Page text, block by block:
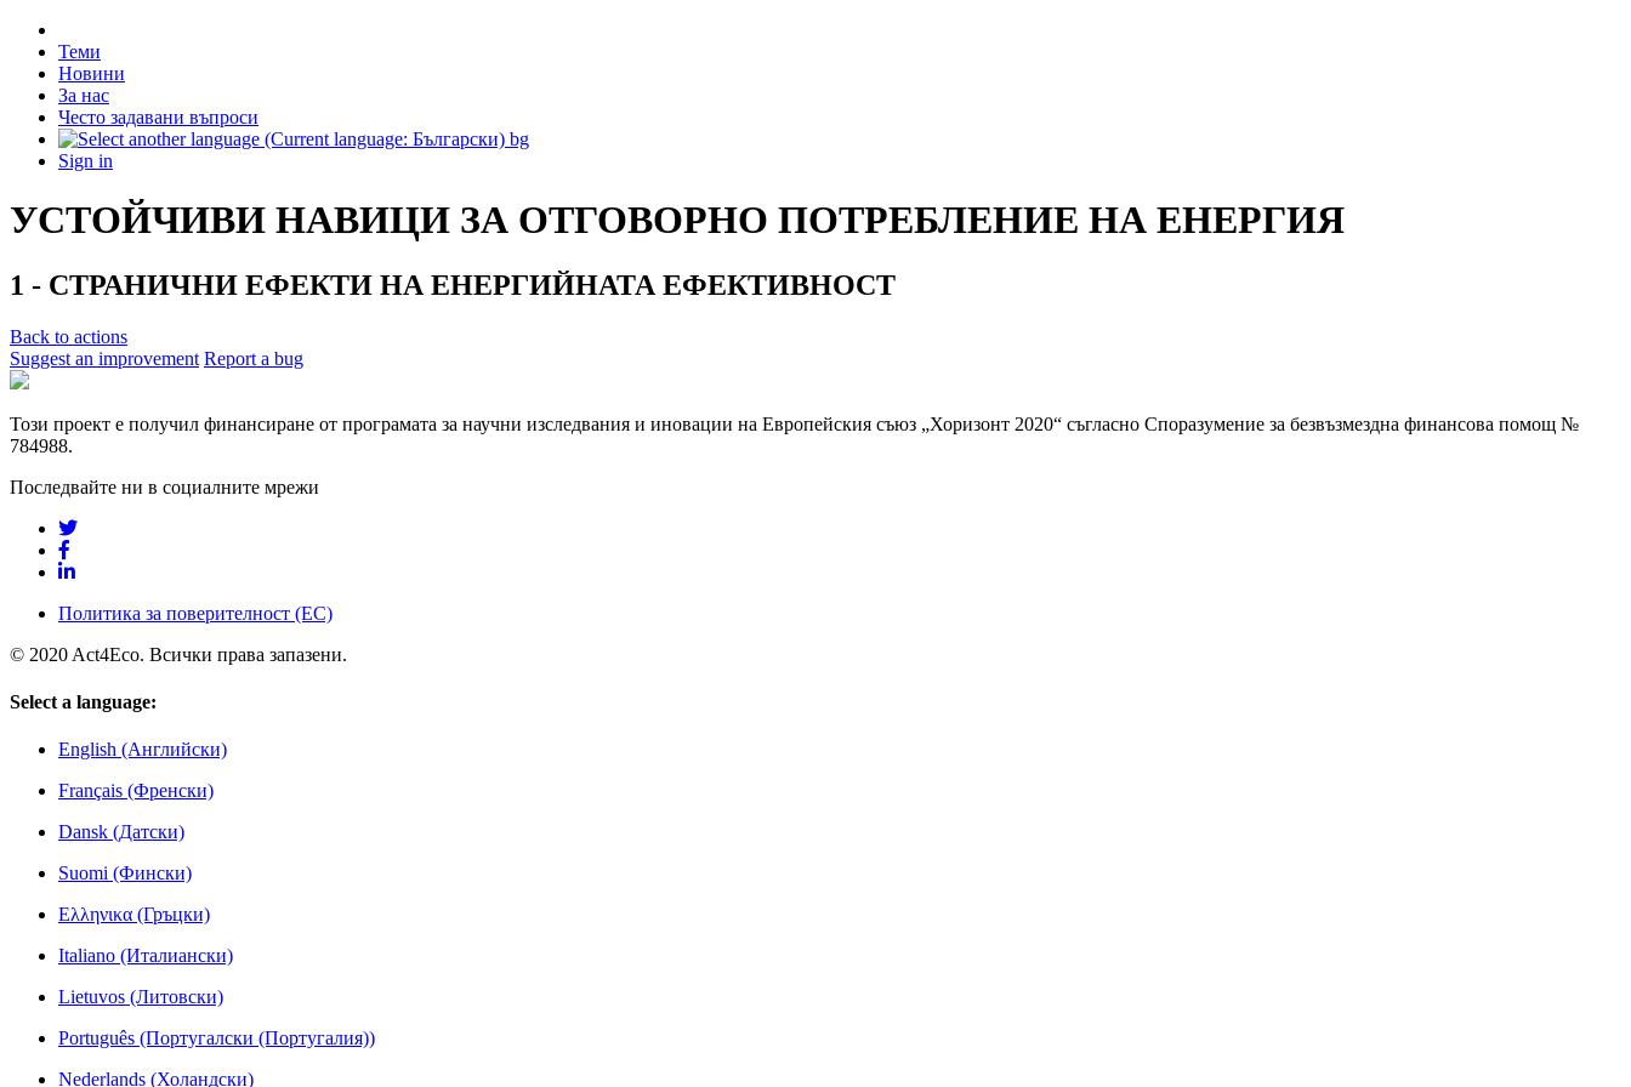
Теми
Новини
За нас
Често задавани въпроси
bg
Sign in
УСТОЙЧИВИ НАВИЦИ ЗА ОТГОВОРНО ПОТРЕБЛЕНИЕ НА ЕНЕРГИЯ
1 - СТРАНИЧНИ ЕФЕКТИ НА ЕНЕРГИЙНАТА ЕФЕКТИВНОСТ
Back to actions
Suggest an improvement Report a bug
Този проект е получил финансиране от програмата за научни изследвания и иновации на Европейския съюз „Хоризонт 2020“ съгласно Споразумение за безвъзмездна финансова помощ №
784988.
Последвайте ни в социалните мрежи
Политика за поверителност (ЕС)
© 2020 Act4Еco. Всички права запазени.
Select a language:
English (Английски)
Français (Френски)
Dansk (Датски)
Suomi (Фински)
Ελληνικα (Гръцки)
Italiano (Италиански)
Lietuvos (Литовски)
Português (Португалски (Португалия))
Nederlands (Холандски)